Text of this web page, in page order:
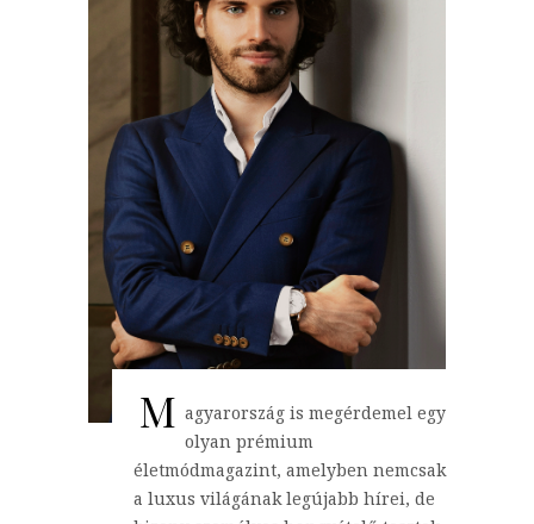
M agyarország is megérdemel egy
olyan prémium
életmódmagazint, amelyben nemcsak
a luxus világának legújabb hírei, de